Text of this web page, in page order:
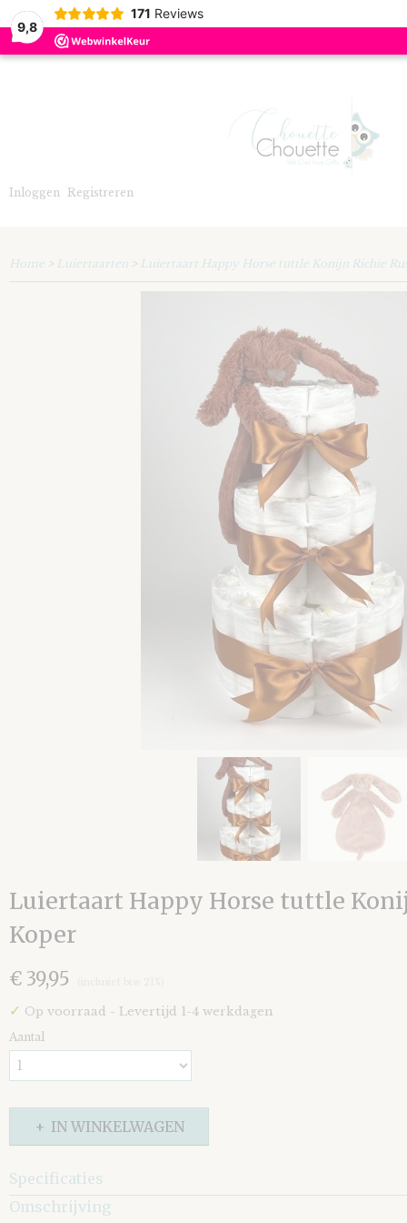
9,8
171 Reviews
Inloggen Registreren
Home > Luiertaarten > Luiertaart Happy Horse tuttle Konijn Richie
Luiertaart Happy Horse tuttle
Koper
€ 39,95
✓ Op voorraad - Levertijd 1-4 werkdagen
Aantal
IN WINKELWAGEN
Specificaties
EAN code
Omschrijving